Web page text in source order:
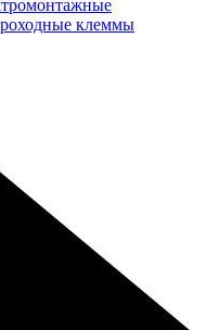
клеммы